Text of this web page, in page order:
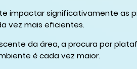
impactar significativamente as
vez mais eficientes.
da área, a procura por
é cada vez maior.